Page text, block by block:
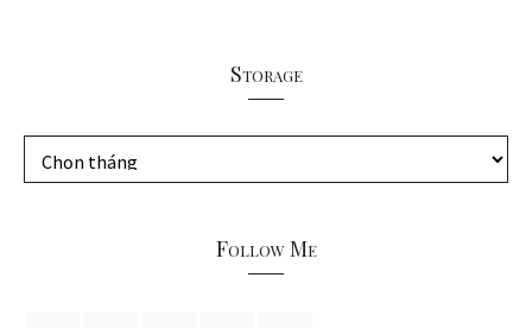
Storage
t
Follow Me